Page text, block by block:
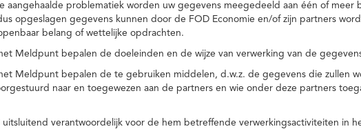
aangehaalde problematiek worden uw gegevens meegedeeld aan één of
opgeslagen gegevens kunnen door de FOD Economie en/of zijn partners
belang of wettelijke opdrachten.
Meldpunt bepalen de doeleinden en de wijze van verwerking van de
Meldpunt bepalen de te gebruiken middelen, d.w.z. de gegevens die zullen
naar en toegewezen aan de partners en wie onder deze partners
uitsluitend verantwoordelijk voor de hem betreffende verwerkingsactiviteiten in